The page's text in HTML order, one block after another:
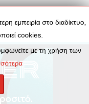
εμπειρία στο διαδίκτυο,
cookies.
με τη χρήση των